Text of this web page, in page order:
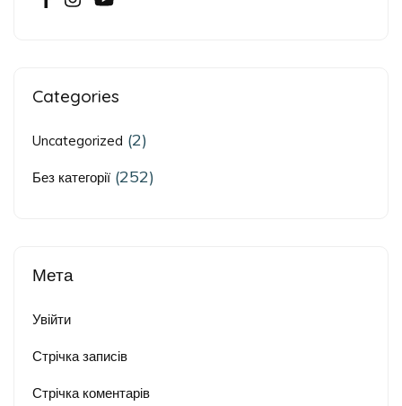
Categories
Uncategorized (2)
Без категорії (252)
Мета
Увійти
Стрічка записів
Стрічка коментарів